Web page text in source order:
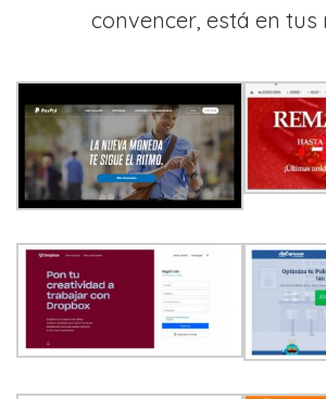
convencer, está en tus